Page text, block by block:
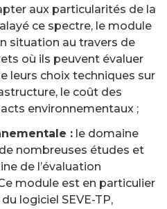
aux particularités de la
ce spectre, le module
situation au travers de
où ils peuvent évaluer
leurs choix techniques sur
le coût des
environnementaux ;
: le domaine
nombreuses études et
de l’évaluation
module est en particulier
logiciel SEVE-TP,